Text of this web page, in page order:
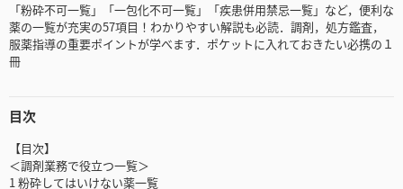
「粉砕不可一覧」「一包化不可一覧」「疾患併用禁忌一覧」など，便利な
薬の一覧が充実の57項目！わかりやすい解説も必読．調剤，処方鑑査，
服薬指導の重要ポイントが学べます．ポケットに入れておきたい必携の１
冊
目次
【目次】
＜調剤業務で役立つ一覧＞
1 粉砕してはいけない薬一覧